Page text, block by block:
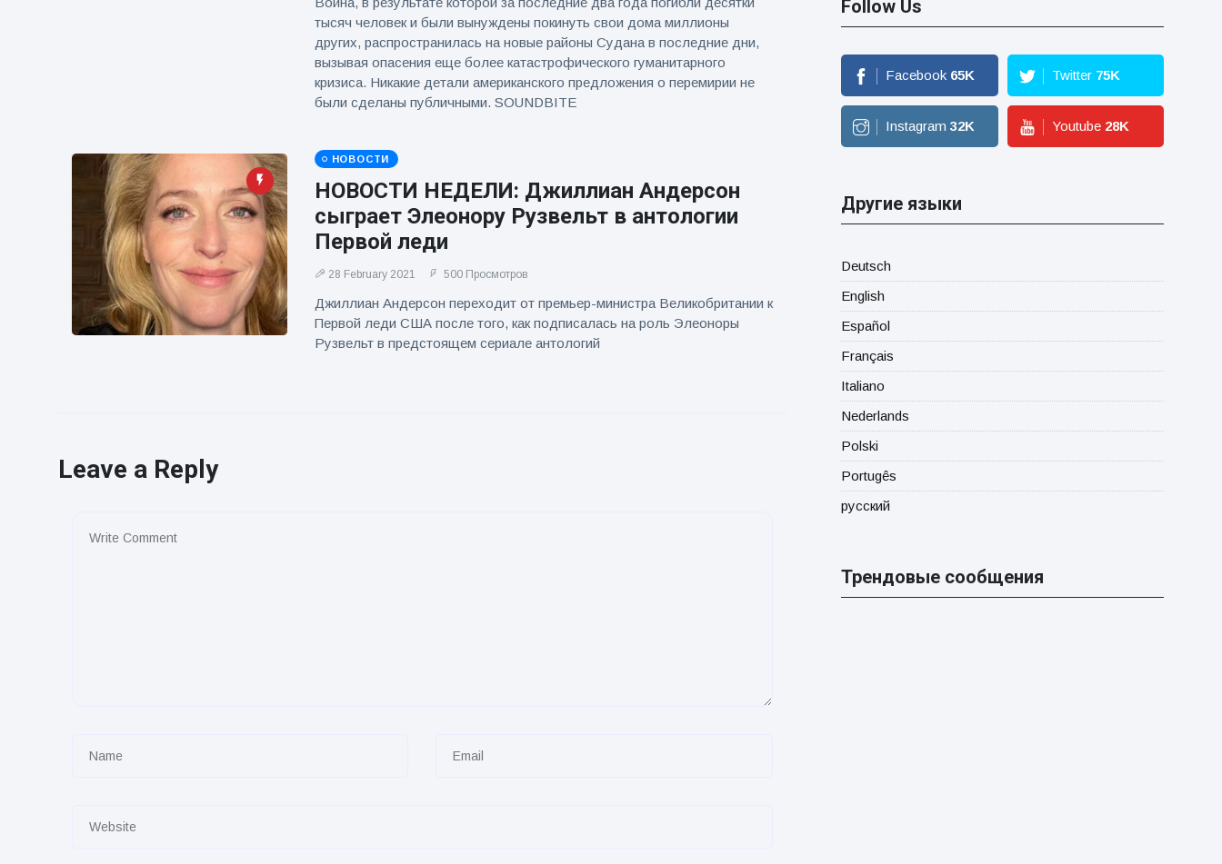
тысяч человек и были вынуждены покинуть свои дома миллионы
других, распространилась на новые районы Судана в последние дни,
вызывая опасения еще более катастрофического гуманитарного
кризиса. Никакие детали американского предложения о перемирии не
были сделаны публичными. SOUNDBITE
НОВОСТИ
НОВОСТИ НЕДЕЛИ: Джиллиан Андерсон
сыграет Элеонору Рузвельт в антологии
Первой леди
28 February 2021 500 Просмотров
Джиллиан Андерсон переходит от премьер-министра Великобритании к
Первой леди США после того, как подписалась на роль Элеоноры
Рузвельт в предстоящем сериале антологий
Leave a Reply
Follow Us
Facebook 65K Twitter 75K
Instagram 32K Youtube 28K
Другие языки
Deutsch
English
Español
Français
Italiano
Nederlands
Polski
Portugês
русский
Трендовые сообщения